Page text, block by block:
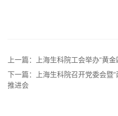
上一篇：上海生科院工会举办“黄
下一篇：上海生科院召开党委会暨
推进会